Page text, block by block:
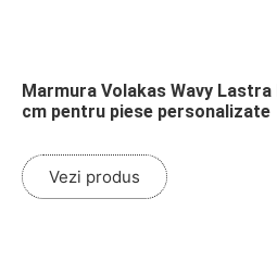
Marmura Volakas Wavy
cm pentru piese personalizate
Vezi produs